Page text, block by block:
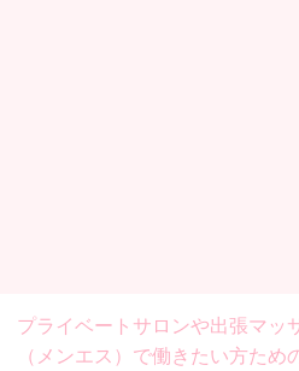
プライベートサロンや出張マッ
（メンエス）で働きたい方ため